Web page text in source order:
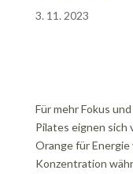
3. 11. 2023
Für mehr Fokus
Pilates eignen sich
Orange für
Konzentration